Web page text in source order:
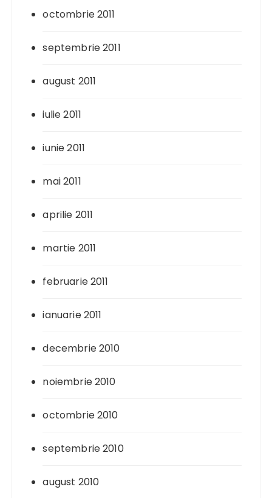
octombrie 2011
septembrie 2011
august 2011
iulie 2011
iunie 2011
mai 2011
aprilie 2011
martie 2011
februarie 2011
ianuarie 2011
decembrie 2010
noiembrie 2010
octombrie 2010
septembrie 2010
august 2010